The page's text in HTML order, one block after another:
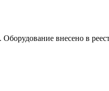
внесено в